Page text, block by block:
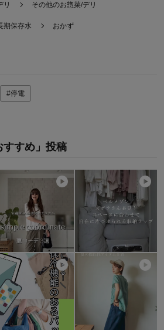
リ その他のお惣菜/デリ
期保存水 おかず
#停電
すすめ」投稿